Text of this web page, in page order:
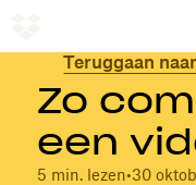
Teruggaan
Zo
een
5 min. lezen•30